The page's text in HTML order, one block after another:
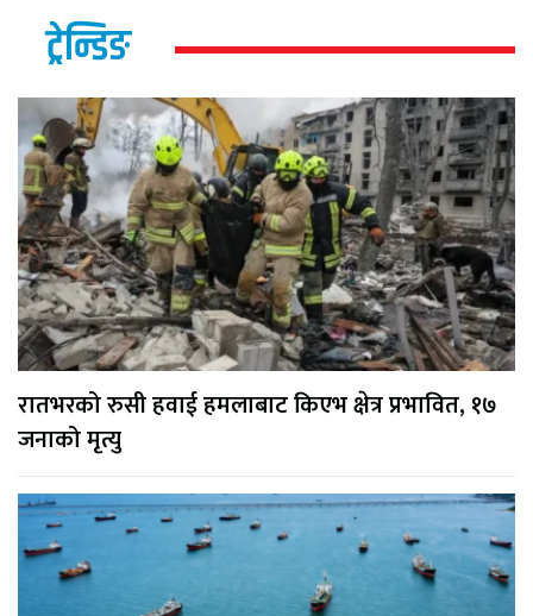
ट्रेन्डिङ
रातभरको रुसी हवाई हमलाबाट किएभ क्षेत्र प्रभावित, १७
जनाको मृत्यु